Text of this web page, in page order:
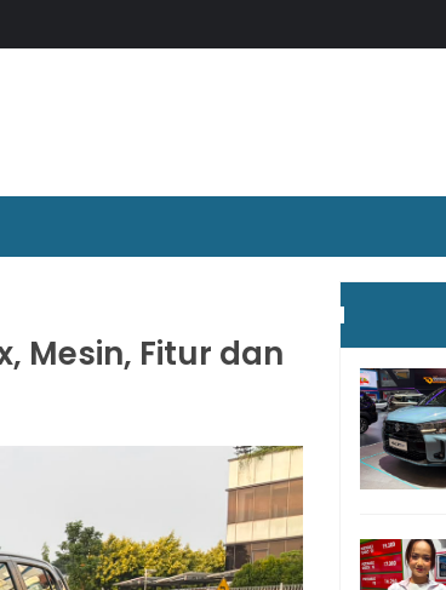
Mesin, Fitur dan